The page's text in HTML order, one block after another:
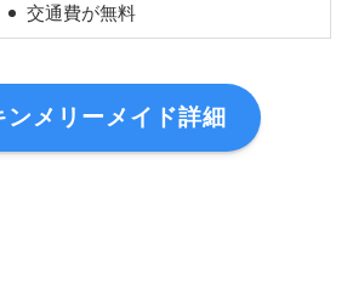
交通費が無料
ンメリーメイド詳細